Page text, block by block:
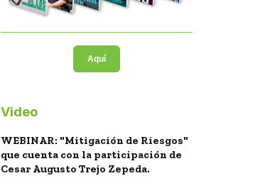
Aquí
Video
WEBINAR: "Mitigación de Riesgos"
que cuenta con la participación de
Cesar Augusto Trejo Zepeda.